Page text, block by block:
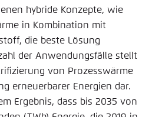
hybride Konzepte, wie
in Kombination mit
die beste Lösung
der Anwendungsfälle stellt
von Prozesswärme
erneuerbarer Energien dar.
Ergebnis, dass bis 2035 von